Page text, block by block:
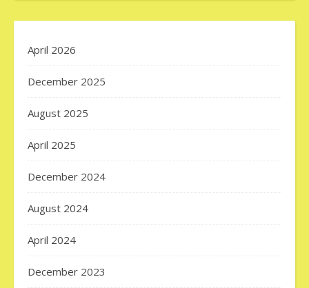
April 2026
December 2025
August 2025
April 2025
December 2024
August 2024
April 2024
December 2023